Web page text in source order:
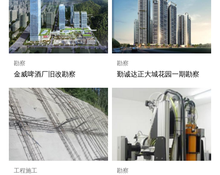
勘察
金威啤酒厂旧改勘察
勘察
勤诚达正大城花园一期勘察
工程施工 勘察